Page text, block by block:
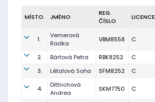
MÍSTO JMÉNO
REG.
ČÍSLO
LICENCE
1.
Vernerová
Radka
VBM8558 C
2. Bártová Petra RBK8252 C
3.
Létalová Soňa SFM8252 C
4.
Dittrichová
Andrea
SKM7750 C